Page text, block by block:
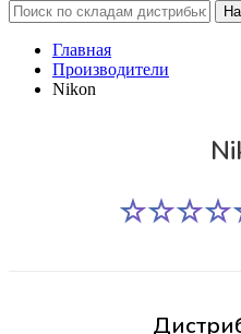
Главная
Производители
Nikon